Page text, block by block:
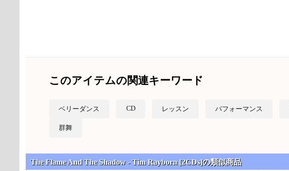
このアイテムの関連キーワード
ベリーダンス CD レッスン パフォーマンス
群舞
The Flame And The Shadow - Tim Rayborn [2CDs]の類似商品